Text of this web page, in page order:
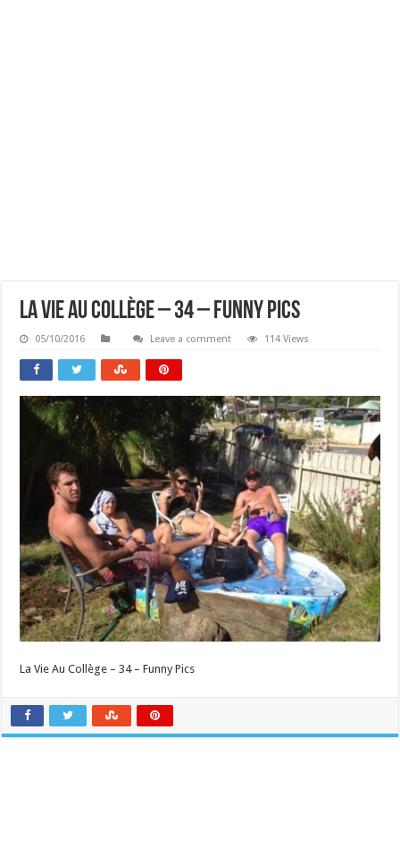
La Vie Au Collège – 34 – Funny Pics
05/10/2016 Leave a comment 114 Views
La Vie Au Collège – 34 – Funny Pics